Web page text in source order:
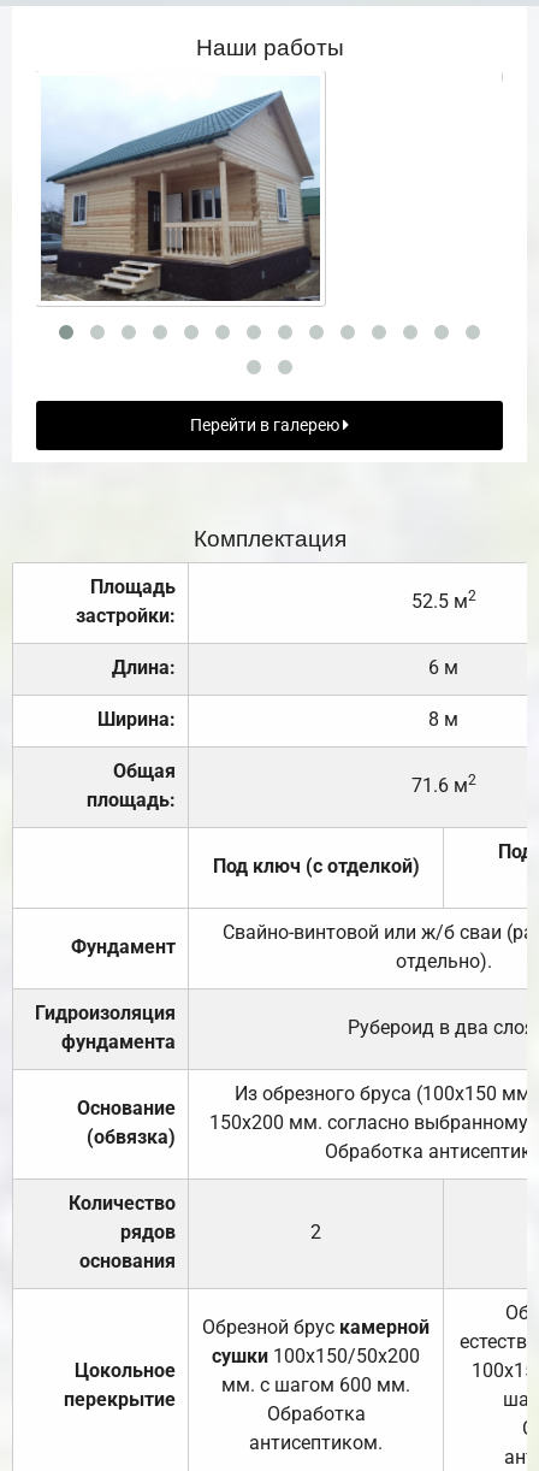
Наши работы
Перейти в галерею
Комплектация
Площадь
застройки:
52.5 м2
Длина: 6 м
Ширина: 8 м
Общая
площадь:
71.6 м2
Под ключ (с отделкой)
Под
Фундамент
Свайно-винтовой или ж/б сваи
отдельно).
Гидроизоляция
фундамента
Рубероид в два слоя.
Основание
(обвязка)
Из обрезного бруса (100х150
150х200 мм. согласно выбранному
Обработка
Количество
рядов
основания
2
Цокольное
перекрытие
Обрезной брус камерной
сушки 100х150/50х200
мм. с шагом 600 мм.
Обработка
антисептиком.